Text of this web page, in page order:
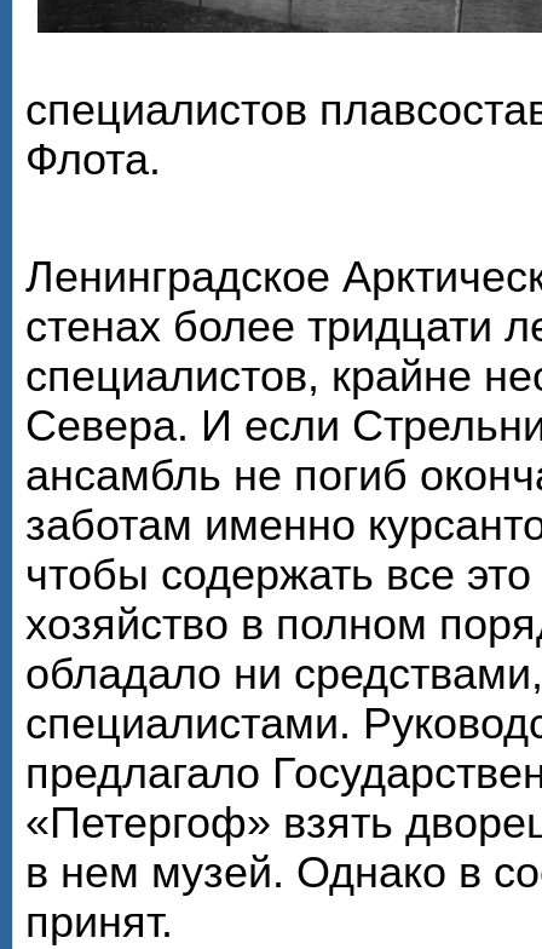
специалистов
Флота.
Ленинградское
стенах более тридцати
специалистов, крайне
Севера. И если
ансамбль не погиб
заботам именно
чтобы содержать все
хозяйство в полном
обладало ни
специалистами.
предлагало
«Петергоф» взять
в нем музей. Однако в
принят.